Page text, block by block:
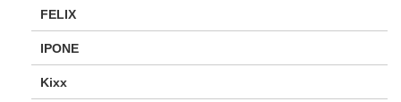
FELIX
IPONE
Kixx